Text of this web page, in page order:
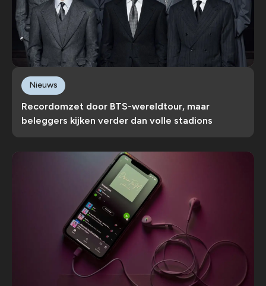
Recordomzet door BTS-wereldtour, maar
beleggers kijken verder dan volle stadions
Nieuws